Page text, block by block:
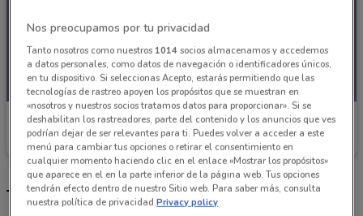
Zorro
Caduca Martes
Tiendas Zorro más cercanas
Nos preocupamos por tu privacidad
Tanto nosotros como nuestros 1014socios almacenamos y accedemos
a datos personales, como datos de navegación o identificadores únicos,
en tu dispositivo. Si seleccionas Acepto, estarás permitiendo que las
tecnologías de rastreo apoyen los propósitos que se muestran en
«nosotros y nuestros socios tratamos datos para proporcionar». Si se
deshabilitan los rastreadores, parte del contenido y los anuncios que ves
podrían dejar de ser relevantes para ti. Puedes volver a acceder a este
menú para cambiar tus opciones o retirar el consentimiento en
cualquier momento haciendo clic en el enlace «Mostrar los propósitos»
que aparece en el en la parte inferior de la página web. Tus opciones
tendrán efecto dentro de nuestro Sitio web. Para saber más, consulta
nuestra política de privacidad.Privacy policy